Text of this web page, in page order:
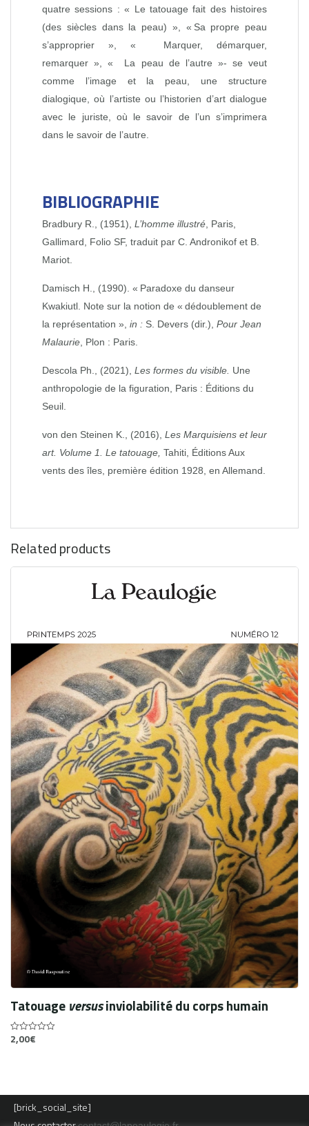
quatre sessions : « Le tatouage fait des histoires
(des siècles dans la peau) », « Sa propre peau
s’approprier », « Marquer, démarquer,
remarquer », « La peau de l’autre »- se veut
comme l’image et la peau, une structure
dialogique, où l’artiste ou l’historien d’art dialogue
avec le juriste, où le savoir de l’un s’imprimera
dans le savoir de l’autre.
BIBLIOGRAPHIE
Bradbury R., (1951), L’homme illustré , Paris,
Gallimard, Folio SF, traduit par C. Andronikof et B.
Mariot.
Damisch H., (1990). « Paradoxe du danseur
Kwakiutl. Note sur la notion de « dédoublement de
la représentation », in : S. Devers (dir.), Pour Jean
Malaurie , Plon : Paris.
Descola Ph., (2021), Les formes du visible. Une
anthropologie de la figuration, Paris : Éditions du
Seuil.
von den Steinen K., (2016), Les Marquisiens et leur
art. Volume 1. Le tatouage, Tahiti, Éditions Aux
vents des îles, première édition 1928, en Allemand.
Related products
Tatouage versusinviolabilité du corps humain
0
2,00€
[brick_social_site]